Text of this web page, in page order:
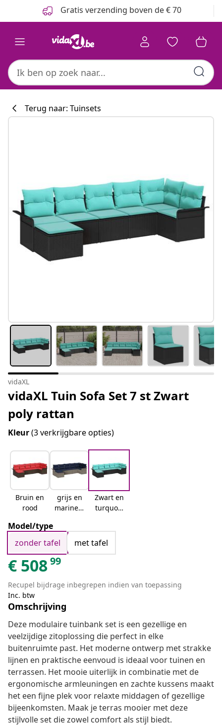
Gratis verzending boven de € 70
Terug naar: Tuinsets
vidaXL
vidaXL Tuin Sofa Set 7 st Zwart
poly rattan
Kleur(3 verkrijgbare opties)
Bruin en
rood
grijs en
marinebl
Zwart en
turquois
Model/type
zonder tafel
met tafel
€ 50899
Recupel bijdrage inbegrepen indien van toepassing
Inc. btw
Omschrijving
Deze modulaire tuinbank set is een gezellige en
veelzijdige zitoplossing die perfect in elke
buitenruimte past. Het moderne ontwerp met strakke
lijnen en praktische eenvoud is ideaal voor tuinen en
terrassen. Het mooie uiterlijk in combinatie met de
ergonomische armleuningen en zachte kussens maakt
het een fijne plek voor relaxte middagen of gezellige
bijeenkomsten. Maak je terras mooier met deze
stijlvolle set die zowel comfort als stijl biedt.